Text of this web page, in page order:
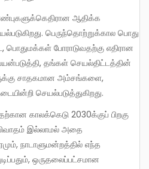
பெருந்தொற்றுக்கால பொது
பொதுமக்கள் போராடுவதற்கு எதிரான
தங்கள் செயல்திட்டத்தின்
சாதகமான அம்சங்களை,
செயல்படுத்துகிறது.
இல்லாமல் அதை
நாடாளுமன்றத்தில் எந்த
ஒருதலைப்பட்சமான